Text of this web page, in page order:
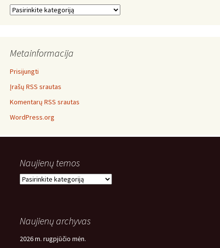
Temos
Metainformacija
Prisijungti
Įrašų RSS srautas
Komentarų RSS srautas
WordPress.org
Naujienų temos
Naujienų
Naujienų archyvas
2026 m. rugpjūčio mėn.